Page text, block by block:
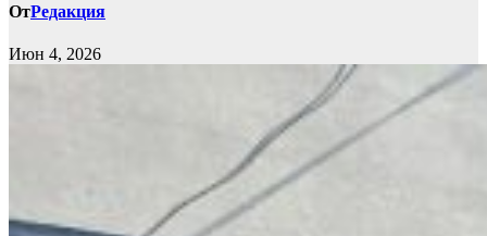
ОтРедакция
Июн 4, 2026